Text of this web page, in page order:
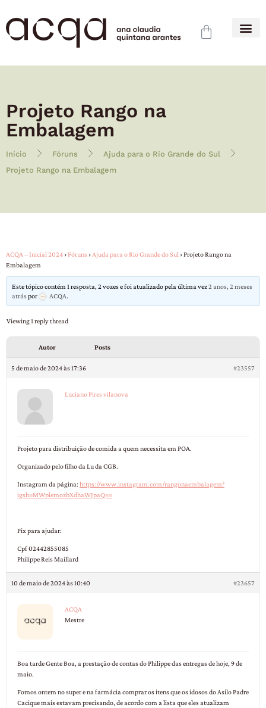
Projeto Rango na
Embalagem
Início Fóruns
Ajuda para o Rio Grande do Sul
Projeto Rango na Embalagem
ACQA – Inicial 2024 ›Fóruns › Ajuda para o Rio Grande do Sul ›Projeto Rango na
Embalagem
Este tópico contém 1 resposta, 2 vozes e foi atualizado pela última vez2 anos, 2 meses
atráspor ACQA.
Viewing 1 reply thread
Autor Posts
5 de maio de 2024 às 17:36 #23557
Luciano Pires vilanova
Projeto para distribuição de comida a quem necessita em POA.
Organizado pelo filho da Lu da CGB.
Instagram da página: https://www.instagram.com/rangonaembalagem?
igsh=MWplemozbXdhaWJpaQ==
Pix para ajudar:
Cpf 02442855085
Philippe Reis Maillard
10 de maio de 2024 às 10:40 #23657
ACQA
Mestre
Boa tarde Gente Boa, a prestação de contas do Philippe das entregas de hoje, 9 de
maio.
Fomos ontem no super e na farmácia comprar os itens que os idosos do Asilo Padre
Cacique mais estavam precisando, de acordo com a lista que eles atualizam